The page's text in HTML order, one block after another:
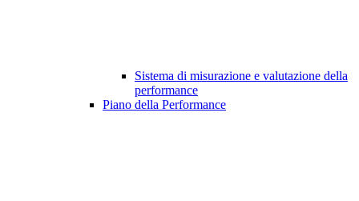
Sistema di misurazione e valutazione della
performance
Piano della Performance